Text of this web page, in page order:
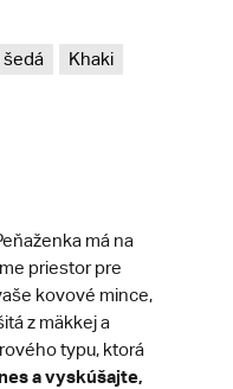
šedá
Khaki
má na
priestor pre
kovové mince,
z mäkkej a
typu, ktorá
a vyskúšajte,